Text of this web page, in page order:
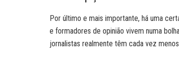
Por último e mais importante, há uma
e formadores de opinião vivem numa
jornalistas realmente têm cada vez